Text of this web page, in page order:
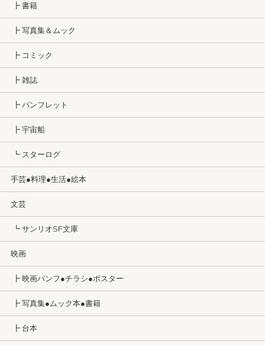
┣ 書籍
┣ 写真集＆ムック
┣ コミック
┣ 雑誌
┣ パンフレット
┣ 宇宙船
┗ スターログ
手芸●料理●生活●絵本
文芸
┗ サンリオSF文庫
映画
┣ 映画パンフ●チラシ●ポスター
┣ 写真集●ムック本●書籍
┣ 台本